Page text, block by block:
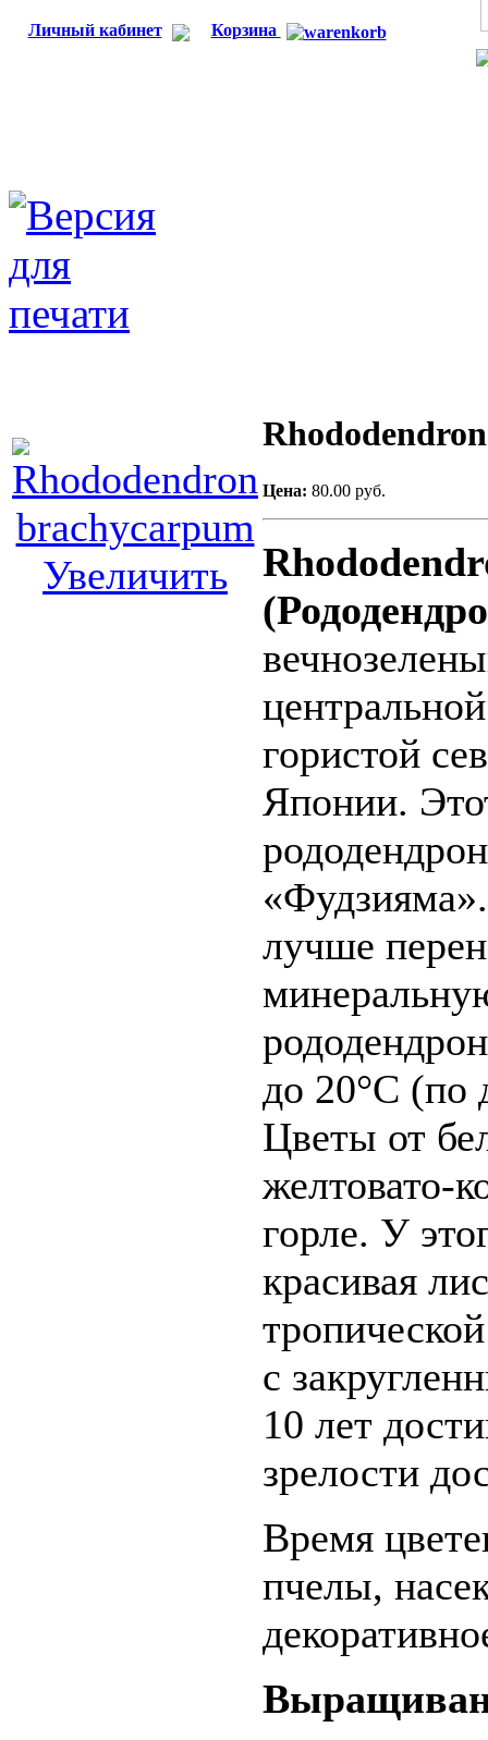
Личный кабинет Корзина
Увеличить
Цена: 80.00 руб.
гористой
Японии.
лучше
до 20°C
Цветы от
желтовато-
горле. У
красивая
с
10 лет
зрелости
Время
пчелы,